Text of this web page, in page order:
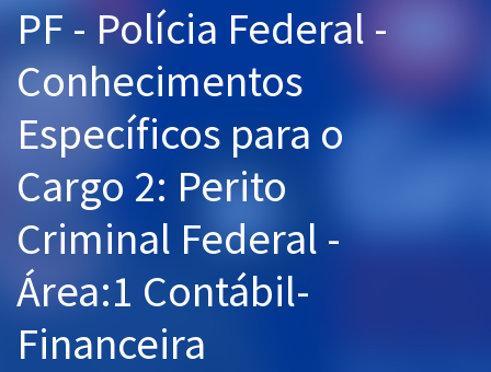
Cursos 20% OFF
Pós
Graduação
OAB
Mentorias
Questões grátis
PF - Polícia Federal -
Conhecimentos
Específicos para o
Cargo 2: Perito
Criminal Federal -
Área:1 Contábil-
Financeira